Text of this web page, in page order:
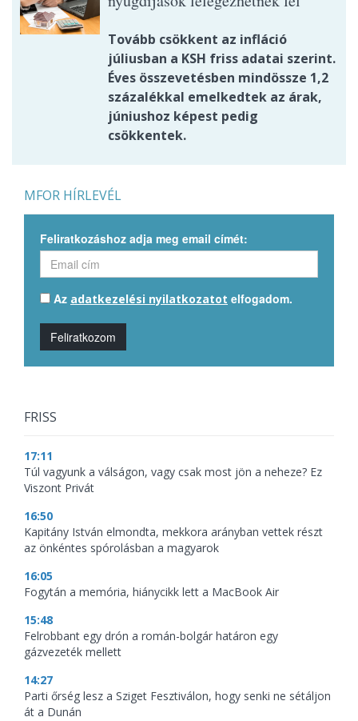
Tovább csökkent az infláció
júliusban a KSH friss adatai szerint.
Éves összevetésben mindössze 1,2
százalékkal emelkedtek az árak,
júniushoz képest pedig
csökkentek.
MFOR HÍRLEVÉL
Feliratkozáshoz adja meg email címét:
Az adatkezelési nyilatkozatot elfogadom.
Feliratkozom
FRISS
17:11
Túl vagyunk a válságon, vagy csak most jön a neheze? Ez
Viszont Privát
16:50
Kapitány István elmondta, mekkora arányban vettek részt
az önkéntes spórolásban a magyarok
16:05
Fogytán a memória, hiánycikk lett a MacBook Air
15:48
Felrobbant egy drón a román-bolgár határon egy
gázvezeték mellett
14:27
Parti őrség lesz a Sziget Fesztiválon, hogy senki ne sétáljon
át a Dunán